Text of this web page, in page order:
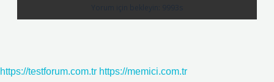
https://testforum.com.tr https://memici.com.tr